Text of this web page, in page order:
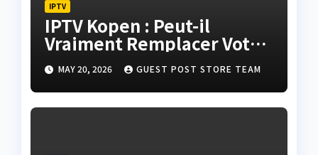
IPTV
IPTV Kopen : Peut-il
Vraiment Remplacer Votre
Télévision Classique ?
MAY 20, 2026 GUEST POST STORE TEAM